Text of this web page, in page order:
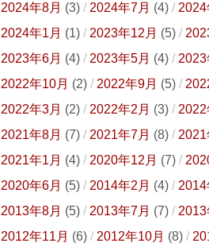
2024年8月 (3) 2024年7月 (4) 2024
2024年1月 (1) 2023年12月 (5)
2023年6月 (4) 2023年5月 (4) 2023
2022年10月 (2) 2022年9月 (5)
2022年3月 (2) 2022年2月 (3) 2022
2021年8月 (7) 2021年7月 (8) 2021
2021年1月 (4) 2020年12月 (7)
2020年6月 (5) 2014年2月 (4) 2014
2013年8月 (5) 2013年7月 (7) 2013
2012年11月 (6) 2012年10月 (8)